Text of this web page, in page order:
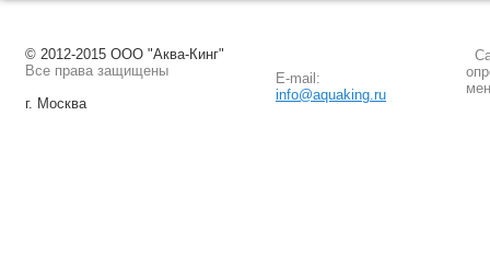
© 2012-2015 ООО "Аква-Кинг"
Все права защищены
г. Москва
E-mail:
info@aquaking.ru